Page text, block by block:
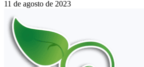
11 de agosto de 2023